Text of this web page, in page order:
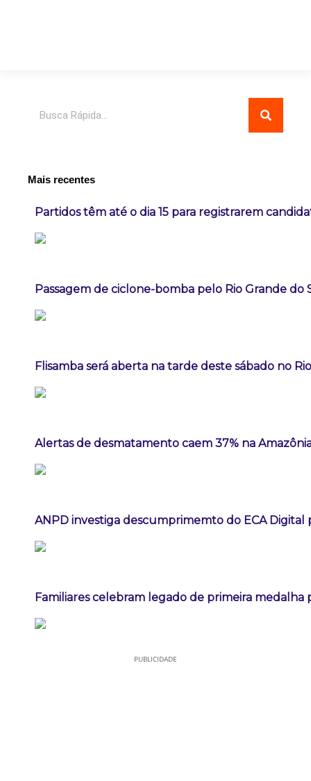
Mais recentes
Partidos têm até o dia 15 para registrarem
Passagem de ciclone-bomba pelo Rio Grande
Flisamba será aberta na tarde deste sábado no
Alertas de desmatamento caem 37% na
ANPD investiga descumprimemto do ECA Digital
Familiares celebram legado de primeira medalha
PUBLICIDADE